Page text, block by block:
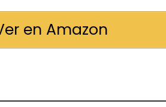
en Amazon